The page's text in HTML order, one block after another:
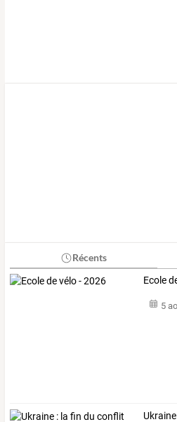
Récents
Ecole
5